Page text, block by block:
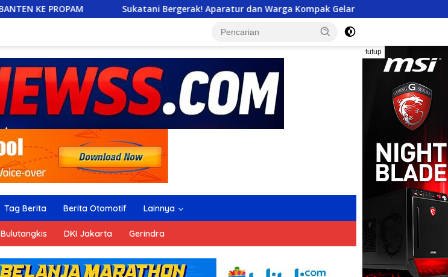
Sukatani Bergerak! Aparatur dan Warga Kompak Gelar Opsih Demi Lingkungan Bersih dan Sehat
tutup
Tag Berita Berita Otomotif Lainnya
Bulutangkis DKI Jakarta Gerindra